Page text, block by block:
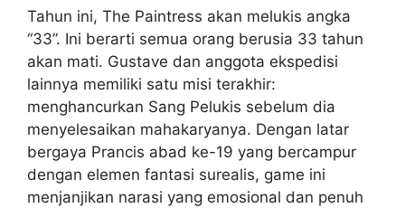
Tahun ini, The Paintress akan melukis angka
“33”. Ini berarti semua orang berusia 33 tahun
akan mati. Gustave dan anggota ekspedisi
lainnya memiliki satu misi terakhir:
menghancurkan Sang Pelukis sebelum dia
menyelesaikan mahakaryanya. Dengan latar
bergaya Prancis abad ke-19 yang bercampur
dengan elemen fantasi surealis, game ini
menjanjikan narasi yang emosional dan penuh